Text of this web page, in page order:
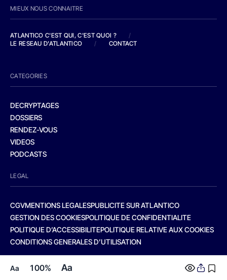
Aa 100% Aa
MIEUX NOUS CONNAITRE
ATLANTICO C'EST QUI, C'EST QUOI ?
/
LE RESEAU D'ATLANTICO
/ CONTACT
CATEGORIES
DECRYPTAGES
DOSSIERS
RENDEZ-VOUS
VIDEOS
PODCASTS
LEGAL
CGVMENTIONS LEGALESPUBLICITE SUR ATLANTICO
GESTION DES COOKIESPOLITIQUE DE CONFIDENTIALITE
POLITIQUE D’ACCESSIBILITEPOLITIQUE RELATIVE AUX COOKIES
CONDITIONS GENERALES D’UTILISATION